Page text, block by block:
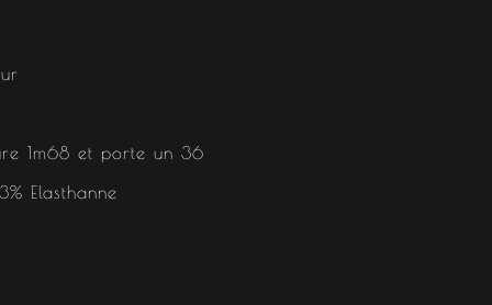
1m68 et porte un 36
Elasthanne